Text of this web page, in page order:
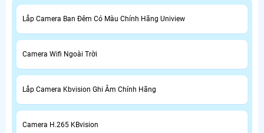
Lắp Camera Ban Đêm Có Màu Chính Hãng Uniview
Camera Wifi Ngoài Trời
Lắp Camera Kbvision Ghi Âm Chính Hãng
Camera H.265 KBvision